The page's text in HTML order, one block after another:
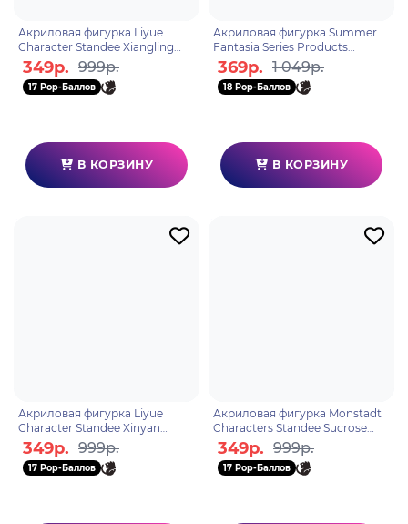
Акриловая фигурка Liyue
Character Standee Xiangling
6972957483035
349р. 999р.
17 Pop-Баллов
В КОРЗИНУ
Акриловая фигурка Summer
Fantasia Series Products
Standee Ein
Immernachtstraum Fischl
6975628241965
369р. 1 049р.
18 Pop-Баллов
В КОРЗИНУ
Акриловая фигурка Liyue
Character Standee Xinyan
6972957488108
349р. 999р.
17 Pop-Баллов
Акриловая фигурка Monstadt
Characters Standee Sucrose
6972957487071
349р. 999р.
17 Pop-Баллов